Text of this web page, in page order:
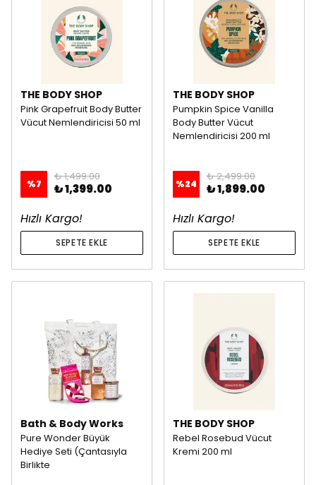
THE BODY SHOP
Pink Grapefruit Body Butter
Vücut Nemlendiricisi 50 ml
%7
₺ 1,499.00
₺ 1,399.00
Hızlı Kargo!
SEPETE EKLE
THE BODY SHOP
Pumpkin Spice Vanilla
Body Butter Vücut
Nemlendiricisi 200 ml
%24
₺ 2,499.00
₺ 1,899.00
Hızlı Kargo!
SEPETE EKLE
Bath & Body Works
Pure Wonder Büyük
Hediye Seti (Çantasıyla
Birlikte
THE BODY SHOP
Rebel Rosebud Vücut
Kremi 200 ml